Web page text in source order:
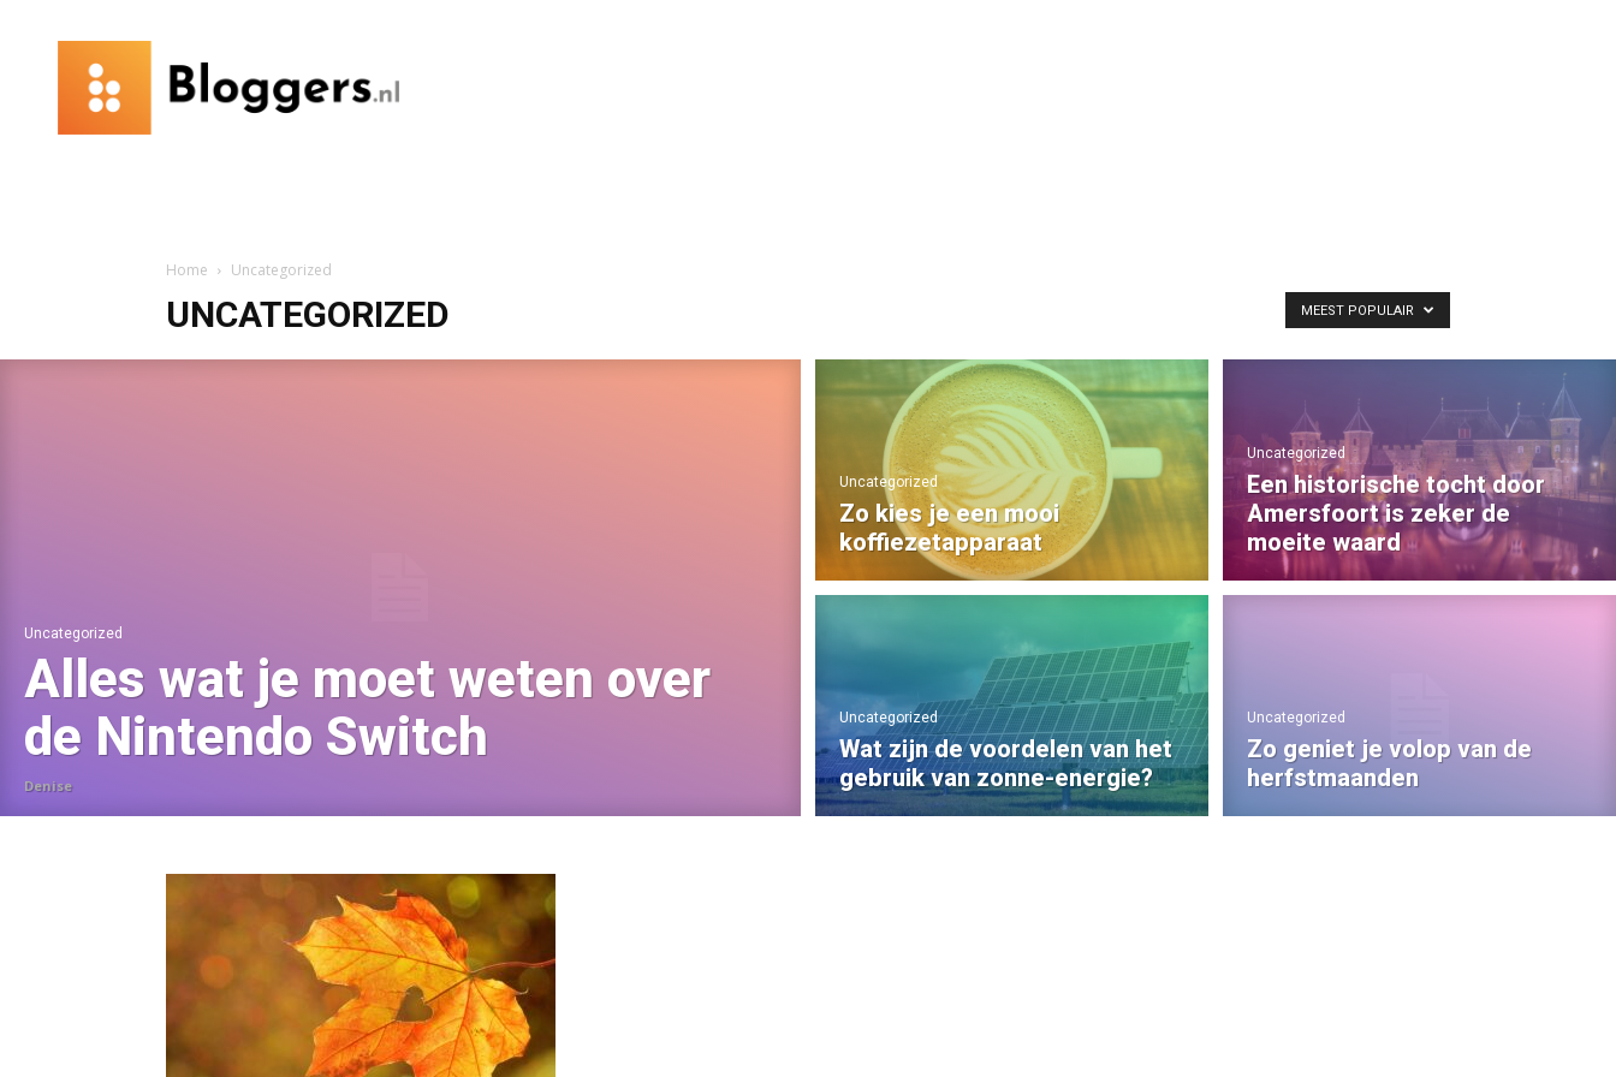
Home Uncategorized
UNCATEGORIZED MEEST POPULAIR
Uncategorized
Alles wat je moet weten over
de Nintendo Switch
Denise
Uncategorized
Zo kies je een mooi
koffiezetapparaat
Uncategorized
Een historische tocht door
Amersfoort is zeker de
moeite waard
Uncategorized
Wat zijn de voordelen van het
gebruik van zonne-energie?
Uncategorized
Zo geniet je volop van de
herfstmaanden